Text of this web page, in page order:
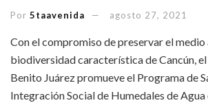
Por 5taavenida agosto 27, 2021
Con el compromiso de preservar el
biodiversidad característica de Cancún,
Benito Juárez promueve el Programa de
Integración Social de Humedales de Agua